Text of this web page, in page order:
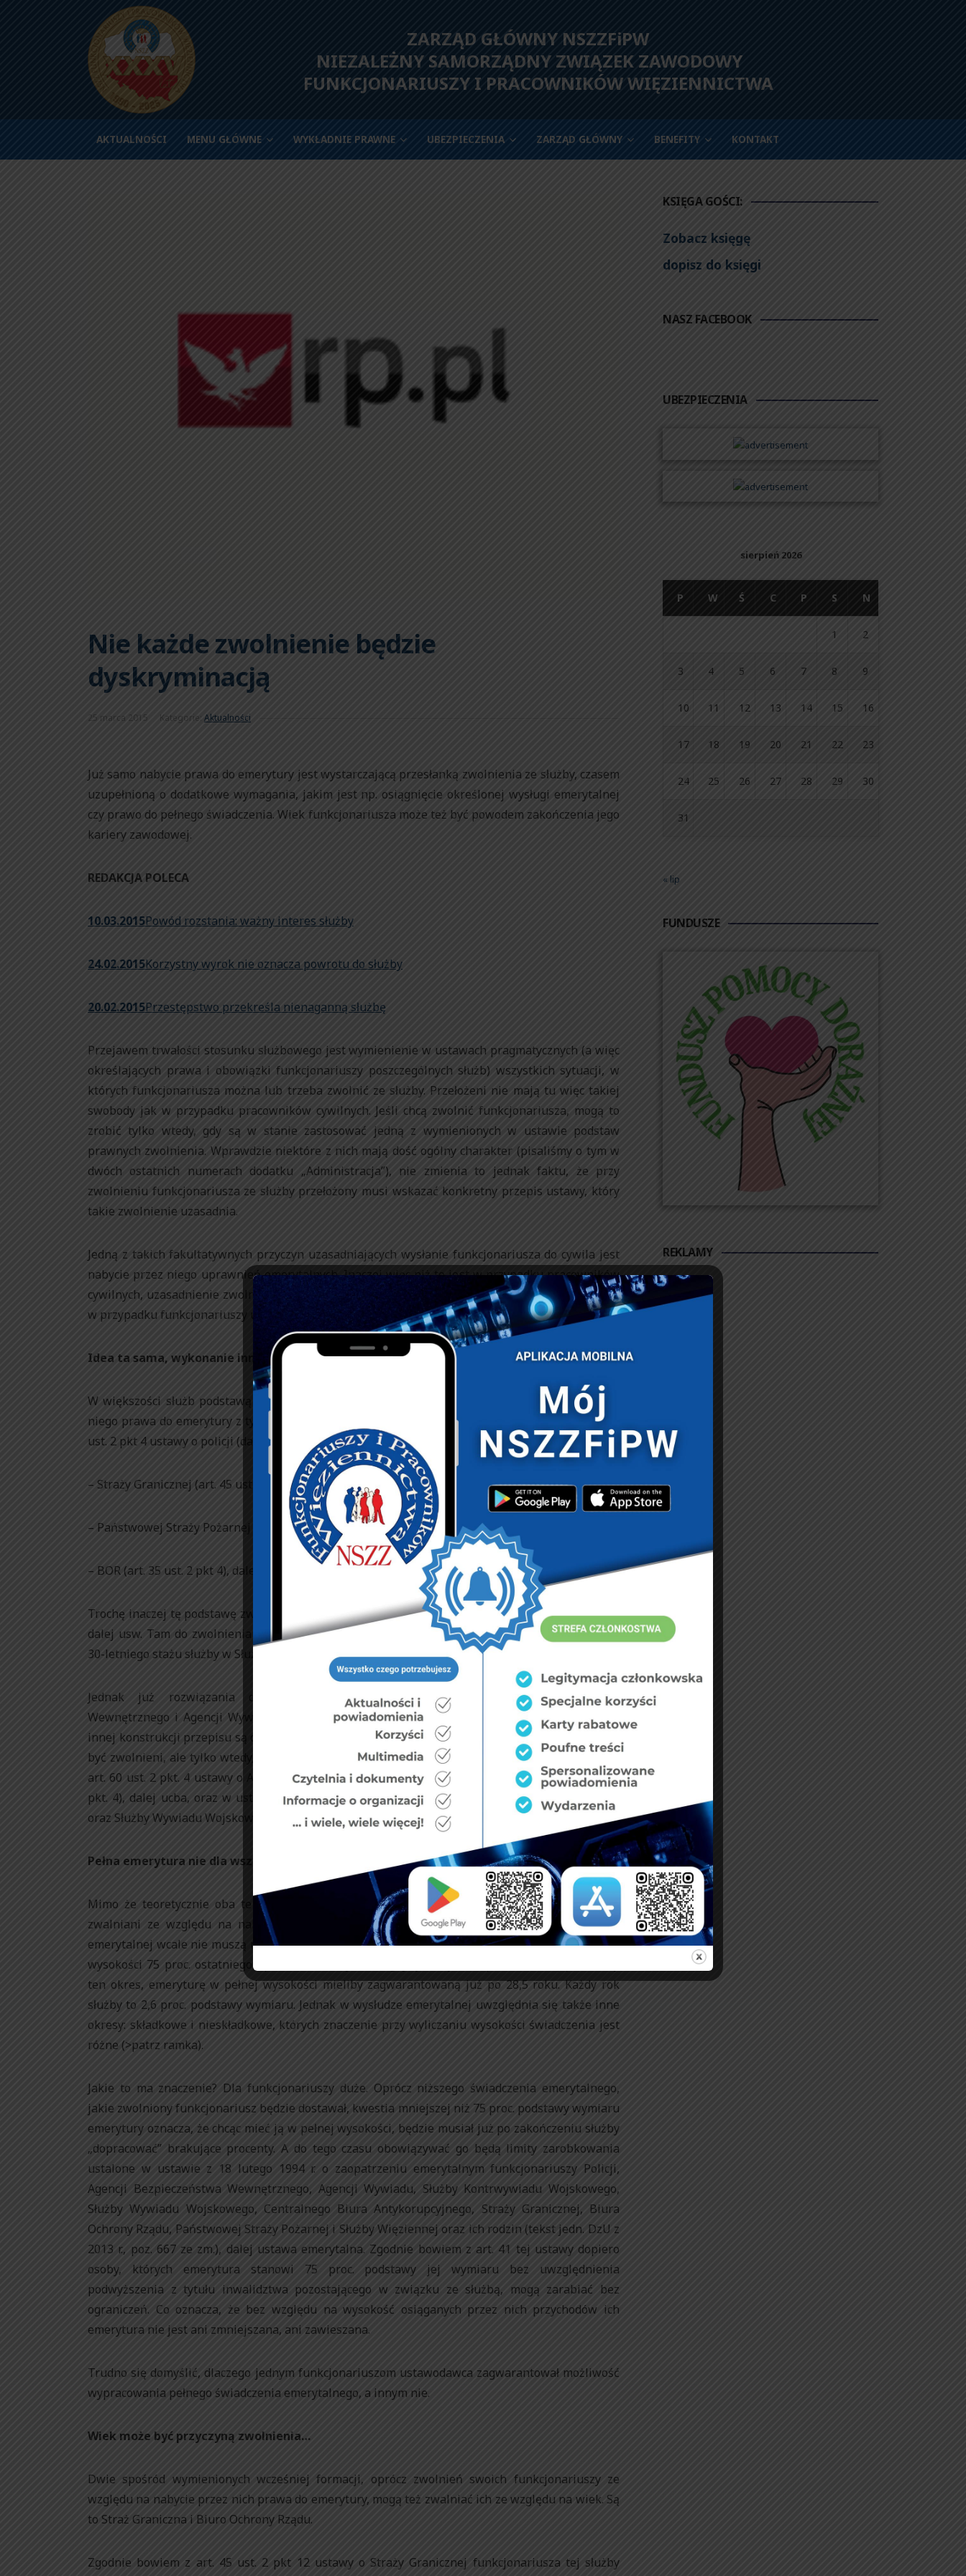
ZARZĄD GŁÓWNY NSZZFiPW
NIEZALEŻNY SAMORZĄDNY ZWIĄZEK ZAWODOWY
FUNKCJONARIUSZY I PRACOWNIKÓW WIĘZIENNICTWA
AKTUALNOŚCI MENU GŁÓWNE WYKŁADNIE PRAWNE UBEZPIECZENIA ZARZĄD GŁÓWNY BENEFITY KONTAKT
Nie każde zwolnienie będzie
dyskryminacją
25 marca 2015 Kategorie: Aktualności
Już samo nabycie prawa do emerytury jest wystarczającą przesłanką zwolnienia ze służby, czasem
uzupełnioną o dodatkowe wymagania, jakim jest np. osiągnięcie określonej wysługi emerytalnej
czy prawo do pełnego świadczenia. Wiek funkcjonariusza może też być powodem zakończenia jego
kariery zawodowej.
REDAKCJA POLECA
10.03.2015Powód rozstania: ważny interes służby
24.02.2015Korzystny wyrok nie oznacza powrotu do służby
20.02.2015Przestępstwo przekreśla nienaganną służbę
Przejawem trwałości stosunku służbowego jest wymienienie w ustawach pragmatycznych (a więc
określających prawa i obowiązki funkcjonariuszy poszczególnych służb) wszystkich sytuacji, w
których funkcjonariusza można lub trzeba zwolnić ze służby. Przełożeni nie mają tu więc takiej
swobody jak w przypadku pracowników cywilnych. Jeśli chcą zwolnić funkcjonariusza, mogą to
zrobić tylko wtedy, gdy są w stanie zastosować jedną z wymienionych w ustawie podstaw
prawnych zwolnienia. Wprawdzie niektóre z nich mają dość ogólny charakter (pisaliśmy o tym w
dwóch ostatnich numerach dodatku „Administracja”), nie zmienia to jednak faktu, że przy
zwolnieniu funkcjonariusza ze służby przełożony musi wskazać konkretny przepis ustawy, który
takie zwolnienie uzasadnia.
Jedną z takich fakultatywnych przyczyn uzasadniających wysłanie funkcjonariusza do cywila jest
nabycie przez niego uprawnień emerytalnych. Inaczej więc niż to jest w przypadku pracowników
cywilnych, uzasadnienie zwolnienia tylko i wyłącznie uzyskaniem prawa do emerytury nie będzie
w przypadku funkcjonariuszy uznane za dyskryminację w zatrudnieniu.
Idea ta sama, wykonanie inne
W większości służb podstawą do zwolnienia funkcjonariusza ze służby może być nabycie przez
niego prawa do emerytury z tytułu osiągnięcia 30 lat wysługi emerytalnej. Tak stanowi np. art. 41
ust. 2 pkt 4 ustawy o policji (dalej uop). Podobnie jest w ustawie o:
– Straży Granicznej (art. 45 ust. 2 pkt 4), dalej usg,
– Państwowej Straży Pożarnej (art. 43 ust. 3 pkt 3), dalej usp,
– BOR (art. 35 ust. 2 pkt 4), dalej ubor.
Trochę inaczej tę podstawę zwolnienia ujęto w ustawie o Służbie Więziennej (art. 96 ust. 2 pkt 3),
dalej usw. Tam do zwolnienia funkcjonariusza dojść może w przypadku osiągnięcia przez niego
30-letniego stażu służby w Służbie Więziennej.
Jednak już rozwiązania dotyczące zwolnień funkcjonariuszy Agencji Bezpieczeństwa
Wewnętrznego i Agencji Wywiadu w przypadku nabycia przez nich prawa do emerytury dzięki
innej konstrukcji przepisu są dla nich korzystniejsze. Wprawdzie oni także w takiej sytuacji mogą
być zwolnieni, ale tylko wtedy, gdy nabędą prawo do emerytury w pełnym wymiarze. Tak stanowi
art. 60 ust. 2 pkt. 4 ustawy o ABW i AW, dalej uabw. Podobnie jest w ustawie o CBA (art. 64 ust. 2
pkt. 4), dalej ucba, oraz w ustawie o służbie funkcjonariuszy Służby Kontrwywiadu Wojskowego
oraz Służby Wywiadu Wojskowego ( art. 19 ust. 2 pkt 5), dalej uskw.
Pełna emerytura nie dla wszystkich
Mimo że teoretycznie oba te zapisy powinny znaczyć to samo, tak nie jest i funkcjonariusze
zwalniani ze względu na nabycie praw do emerytury z tytułu osiągnięcia 30-letniej wysługi
emerytalnej wcale nie muszą mieć prawa do pełnego świadczenia, czyli co do zasady emerytury w
wysokości 75 proc. ostatniego uposażenia. Oczywiście gdyby faktycznie pełnili służbę przez cały
ten okres, emeryturę w pełnej wysokości mieliby zagwarantowaną już po 28,5 roku. Każdy rok
służby to 2,6 proc. podstawy wymiaru. Jednak w wysłudze emerytalnej uwzględnia się także inne
okresy: składkowe i nieskładkowe, których znaczenie przy wyliczaniu wysokości świadczenia jest
różne (>patrz ramka).
Jakie to ma znaczenie? Dla funkcjonariuszy duże. Oprócz niższego świadczenia emerytalnego,
jakie zwolniony funkcjonariusz będzie dostawał, kwestia mniejszej niż 75 proc. podstawy wymiaru
emerytury oznacza, że chcąc mieć ją w pełnej wysokości, będzie musiał już po zakończeniu służby
„dopracować” brakujące procenty. A do tego czasu obowiązywać go będą limity zarobkowania
ustalone w ustawie z 18 lutego 1994 r. o zaopatrzeniu emerytalnym funkcjonariuszy Policji,
Agencji Bezpieczeństwa Wewnętrznego, Agencji Wywiadu, Służby Kontrwywiadu Wojskowego,
Służby Wywiadu Wojskowego, Centralnego Biura Antykorupcyjnego, Straży Granicznej, Biura
Ochrony Rządu, Państwowej Straży Pożarnej i Służby Więziennej oraz ich rodzin (tekst jedn. DzU z
2013 r., poz. 667 ze zm.), dalej ustawa emerytalna. Zgodnie bowiem z art. 41 tej ustawy dopiero
osoby, których emerytura stanowi 75 proc. podstawy jej wymiaru bez uwzględnienia
podwyższenia z tytułu inwalidztwa pozostającego w związku ze służbą, mogą zarabiać bez
ograniczeń. Co oznacza, że bez względu na wysokość osiąganych przez nich przychodów ich
emerytura nie jest ani zmniejszana, ani zawieszana.
Trudno się domyślić, dlaczego jednym funkcjonariuszom ustawodawca zagwarantował możliwość
wypracowania pełnego świadczenia emerytalnego, a innym nie.
Wiek może być przyczyną zwolnienia…
Dwie spośród wymienionych wcześniej formacji, oprócz zwolnień swoich funkcjonariuszy ze
względu na nabycie przez nich prawa do emerytury, mogą też zwalniać ich ze względu na wiek. Są
to Straż Graniczna i Biuro Ochrony Rządu.
Zgodnie bowiem z art. 45 ust. 2 pkt 12 ustawy o Straży Granicznej funkcjonariusza tej służby
KSIĘGA GOŚCI:
Zobacz księgę
dopisz do księgi
NASZ FACEBOOK
UBEZPIECZENIA
sierpień 2026
P W Ś C P S N
1 2
3 4 5 6 7 8 9
10 11 12 13 14 15 16
17 18 19 20 21 22 23
24 25 26 27 28 29 30
31
« lip
FUNDUSZE
REKLAMY